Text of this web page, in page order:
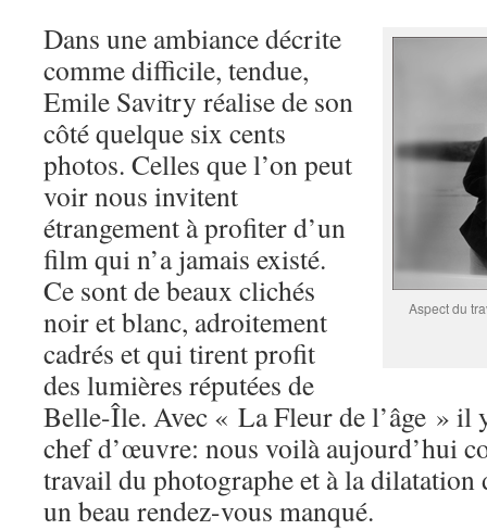
Aspect du
Dans une ambiance décrite
comme difficile, tendue,
Emile Savitry réalise de son
côté quelque six cents
photos. Celles que l’on peut
voir nous invitent
étrangement à profiter d’un
film qui n’a jamais existé.
Ce sont de beaux clichés
noir et blanc, adroitement
cadrés et qui tirent profit
des lumières réputées de
Belle-Île. Avec « La Fleur de l’âge » il
chef d’œuvre: nous voilà aujourd’hui
travail du photographe et à la dilatation
un beau rendez-vous manqué.